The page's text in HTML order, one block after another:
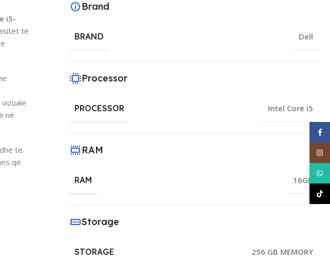
i5-
të
në
të
që
Brand
BRAND Dell
Processor
PROCESSOR Intel Core i5
RAM
RAM 16GB
Storage
STORAGE 256 GB MEMORY